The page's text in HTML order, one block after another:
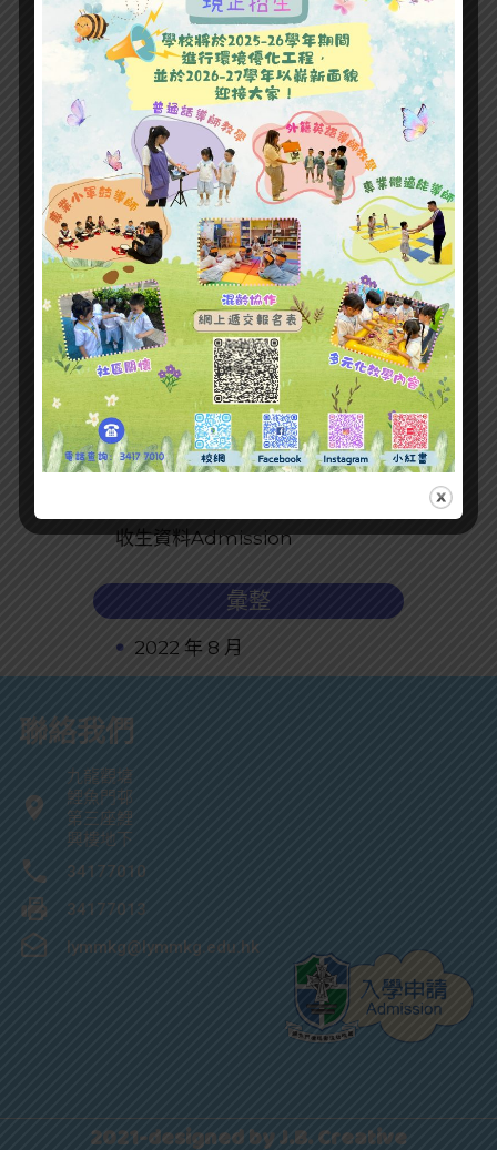
SHARE THIS EVENT
收生資料Admission
彙整
2022 年 8 月
聯絡我們
九龍觀塘
鯉魚門邨
第三座鯉
興樓地下
34177010
34177013
lymmkg@lymmkg.edu.hk
2021-designed by J.B. Creative